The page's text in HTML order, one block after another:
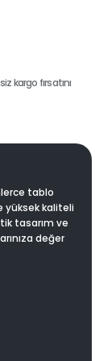
kargo fırsatını
tablo
yüksek kaliteli
tasarım ve
değer